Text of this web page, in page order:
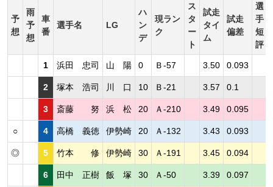
予
想
雨
予
想
車
番
選手名 LG
ハ
ン
デ
現ラン
ク
ス
タ
ー
ト
試走
タイ
ム
試走
偏差
選
手
短
評
1 浜田 忠司 山 陽 0 Ｂ-57 3.50 0.093
2 塚本 浩司 川 口 10 Ｂ-21 3.57 0.1
3 斎藤 努 浜 松 20 Ａ-210 3.49 0.095
○ 4 高橋 義徳 伊勢崎 20 Ａ-132 3.43 0.093
◎ 5 竹本 修 伊勢崎 30 Ａ-191 3.45 0.094
6 田中 正樹 飯 塚 30 Ａ-50 3.39 0.097